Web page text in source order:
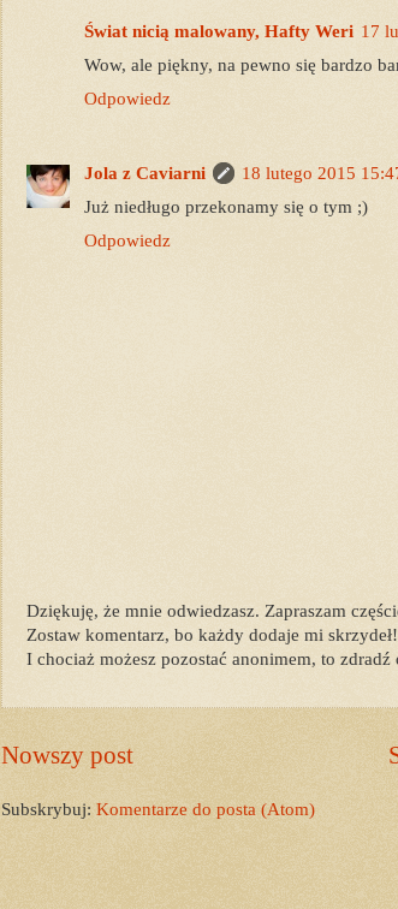
Świat nicią malowany, Hafty Weri 17
Wow, ale piękny, na pewno się bardzo
Odpowiedz
Jola z Caviarni
18 lutego 2015
Już niedługo przekonamy się o tym ;)
Odpowiedz
Dziękuję, że mnie odwiedzasz. Zapraszam
Zostaw komentarz, bo każdy dodaje mi skrzydeł!
I chociaż możesz pozostać anonimem, to
Nowszy post
Subskrybuj: Komentarze do posta (Atom)